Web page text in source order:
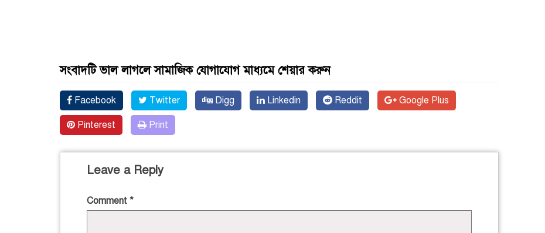
সংবাদটি ভাল লাগলে সামাজিক যোগাযোগ মাধ্যমে শেয়ার করুন
Facebook Twitter Digg Linkedin Reddit Google Plus
Pinterest Print
Leave a Reply
Comment *